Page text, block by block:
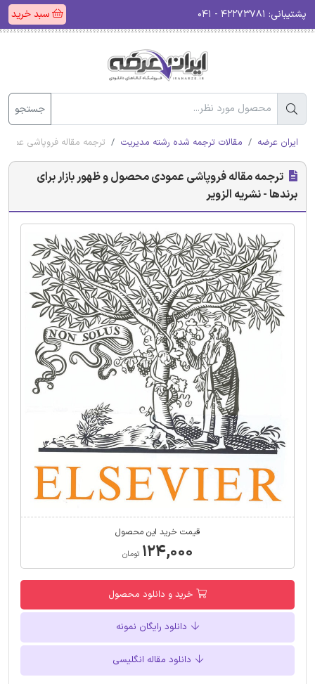
پشتیبانی: سبد خرید
جستجو
ایران عرضه مقالات ترجمه شده رشته مدیریت ترجمه مقاله فروپاشی
ترجمه مقاله فروپاشی عمودی محصول و ظهور بازار برای
برندها - نشریه الزویر
قیمت خرید این محصول
۱۲۴,۰۰۰ تومان
خرید و دانلود محصول
دانلود رایگان نمونه
دانلود مقاله انگلیسی